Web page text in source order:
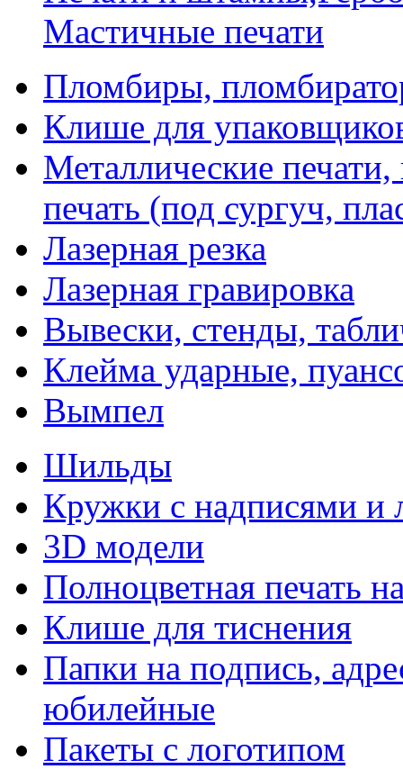
Мастичные печати
Пломбиры,
Клише для
Металлические
печать (под сургуч,
Лазерная резка
Лазерная гравировка
Вывески, стенды,
Клейма ударные,
Вымпел
Шильды
Кружки с надписями и
3D модели
Полноцветная печать
Клише для тиснения
Папки на подпись,
юбилейные
Пакеты с логотипом